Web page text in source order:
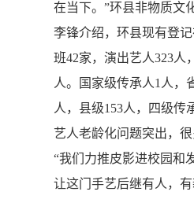
在当下。”环县非物质文
李锋介绍，环县现有登
班42家，演出艺人323人
人。国家级传承人1人，
人，县级153人，四级传
艺人老龄化问题突出，很
“我们力推皮影进校园和
让这门手艺后继有人，